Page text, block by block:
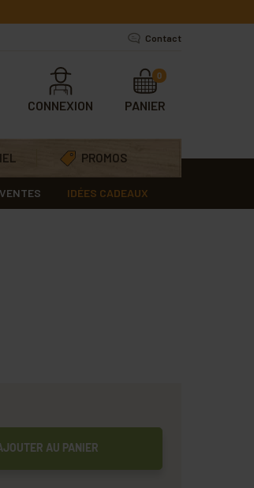
Contact
CONNEXION PANIER
0
PROMOS
IDÉES CADEAUX
AU PANIER